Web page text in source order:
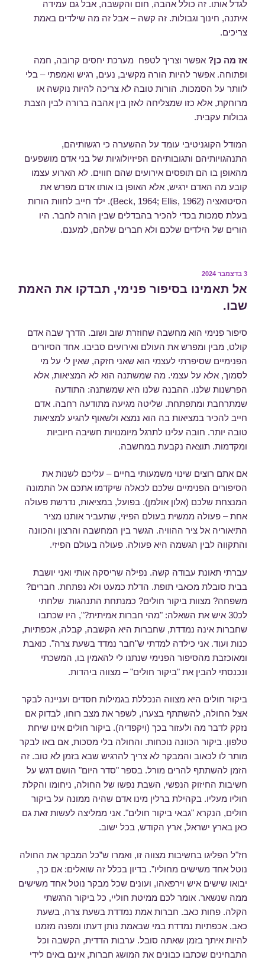
לגדל אותו. זה כולל אהבה, חום והקשבה, אבל גם עמידה
איתנה, חינוך וגבולות. זה קשה – אבל זה מה שילדים באמת
צריכים.
אז מה כן? אפשר וצריך לטפח מערכת יחסים קרובה, חמה
ופתוחה. אפשר להיות הורה מקשיב, נעים, רגיש ואמפתי – בלי
לוותר על הסמכות. הורות טובה לא צריכה להיות נוקשה או
מרוחקת, אלא כזו שמצליחה לאזן בין אהבה ברורה לבין הצבת
גבולות עקבית.
המודל הקוגניטיבי עומד על ההשערה כי רגשותיהם,
התנהגויותיהם ותגובותיהם הפיזיולוגיות של בני אדם מושפעים
מהאופן בו הם תופסים אירועים שהם חווים. לא הארוע עצמו
קובע מה האדם ירגיש, אלא האופן בו אותו אדם מפרש את
הסיטואציה (Beck, 1964; Ellis, 1962). ילד חייב לחוות הורות
בעלת סמכות בכדי להכיר בהבדלים שבין הורה לחבר. היו
הורים של הילדים שלכם ולא חברים שלהם, למענם.
פורסם
3 בדצמבר 2024
אל תאמינו בסיפור פנימי, תבדקו את האמת
שבו.
סיפור פנימי הוא מחשבה שחוזרת שוב ושוב. הדרך שבה אדם
קולט, מבין ומפרש את העולם ואירועים סביבו. אחד הסיורים
הפנימיים שסיפרתי לעצמי הוא שאני חזקה, שאין לי על מי
לסמוך, אלא על עצמי. מה שמשתנה הוא לא המציאות, אלא
הפרשנות שלנו. ההבנה שלנו היא שמשתנה: התודעה
שמתרחבת ומתפתחת. שליטה מגיעה מתודעה רחבה. אדם
חייב להכיר במציאות בה הוא נמצא ולשאוף להגיע למציאות
טובה יותר. חובה עלינו לתרגל מיומנויות חשיבה חיוביות
ומקדמות. תוצאה נקבעת במחשבה.
אם אתם רוצים שינוי משמעותי בחיים – עליכם לשנות את
הסיפורים הפנימיים שלכם לכאלה שיקדמו אתכם אל התמונה
המנצחת שלכם (אלון אולמן). בפועל, במציאות, נדרשת פעולה
אחת – פעולה ממשית בעולם הפיזי, שתעביר אותנו מציר
התיאוריה אל ציר ההוויה. הגשר בין המחשבה והרצון והכוונה
והתקווה לבין הגשמה היא פעולה. פעולה בעולם הפיזי.
עברתי תאונת עבודה קשה. נפילה שריסקה אותי ואני יושבת
בבית סובלת מכאבי תופת. הדלת כמעט ולא נפתחת. חברים?
משפחה? מצוות ביקור חולים? כמנתחת התנהגות שלחתי
לכ30 איש את השאלה: "מהי חברות אמיתית?", היו שכתבו
שחברות אינה נמדדת, שחברות היא הקשבה, קבלה, אכפתיות,
כנות ועוד. אני כילדה למדתי ש"חבר נמדד בשעת צרה". כואבת
ומאוכזבת מהסיפור הפנימי שנתנו לי להאמין בו, המשכתי
ונכנסתי להבין את "ביקור חולים" – מצווה ביהדות.
ביקור חולים היא מצווה הנכללת בגמילות חסדים ועניינה לבקר
אצל החולה, להשתתף בצערו, לשפר את מצב רוחו, לבדוק אם
נזקק לדבר מה ולעזור בכך (ויקפדיה). ביקור חולים אינו שיחת
טלפון. ביקור הכוונה נוכחות. והחולה בלי מסכות, אם באו לבקר
מותר לו לכאוב והמבקר לא צריך להרגיש שבא בזמן לא טוב. זה
הזמן להשתתף להרים מורל. בספר "סדר היום" הושם דגש על
חשיבות החיזוק הנפשי, השבת נפשו של החולה, ניחומו והקלת
חוליו מעליו. בקהילת ברלין מינו אדם שהיה ממונה על ביקור
חולים, הנקרא "גבאי ביקור חולים". אני ממליצה לעשות זאת גם
כאן בארץ ישראל, ארץ הקודש, בכל ישוב.
חז"ל הפליגו בחשיבות מצווה זו, ואמרו ש”כל המבקר את החולה
נוטל אחד משישים מחוליו”. בדיון בכלל זה שואלים: אם כך,
יבואו שישים איש וירפאהו, ועונים שכל מבקר נוטל אחד משישים
ממה שנשאר. אומר לכם ממיטת חוליי, כל ביקור הרגשתי
הקלה. פחות כאב. חברות אמת נמדדת בשעת צרה, בשעת
כאב. אכפתיות נמדדת במי שבאמת נותן דעתו ומפנה מזמנו
להיות איתך בזמן שאתה סובל. ערבות הדדית, הקשבה וכל
התבחינים שכתבו כבונים את המושג חברות, אינם באים לידי